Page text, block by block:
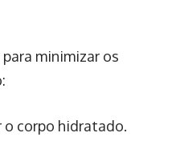
minimizar os
o corpo hidratado.